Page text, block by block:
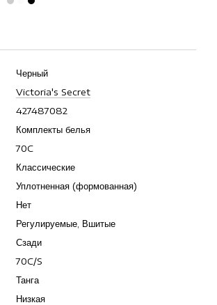
Черный
Victoria's Secret
427487082
Комплекты белья
70C
Классические
Уплотненная (формованная)
Нет
Регулируемые, Вшитые
Сзади
70C/S
Танга
Низкая